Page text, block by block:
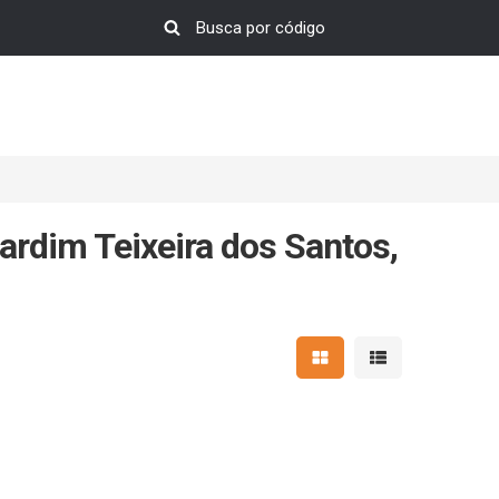
Teixeira dos Santos,
Mostrar resultados em
Mostrar